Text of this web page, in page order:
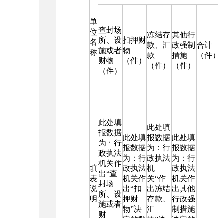
单
位
名
称
查封场
所、设
施或者
财物
（件）
扣押财
物
（件）
冻结存
款、汇
款
（件）
其他行
政强制
措施
（件）
合计
（件
填
表
说
明
此处填
报数据
为：行
政执法
机关作
出“查
封场
所、设
施或者
财
此处填
报数据
为：行
政执法
机关作
出“扣
押财
物”决
此处填
报数据
为：行
政执法
机
关“作
出冻结
存款、
汇
此处填
报数据
为：行
政执法
机关作
出其他
行政强
制措施